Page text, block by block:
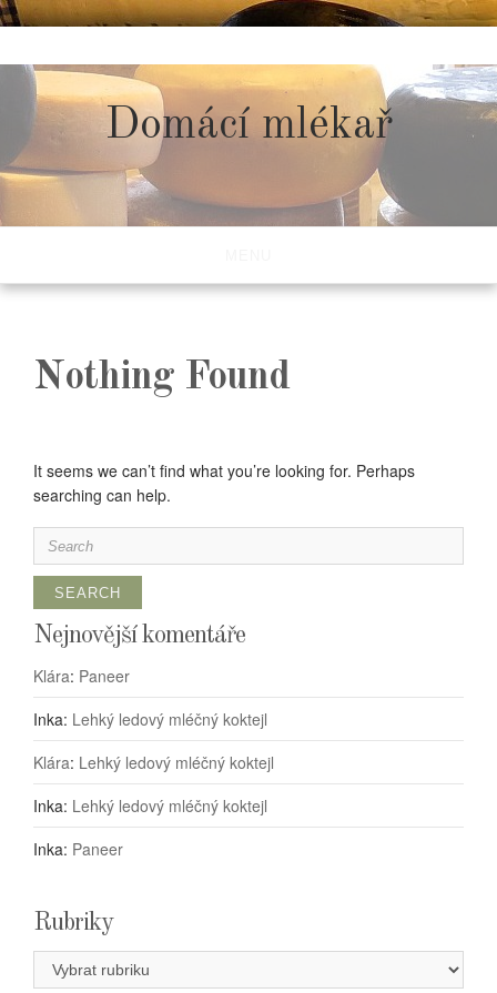
to
content
Domácí mlékař
Nothing Found
It seems we can’t find what you’re looking for. Perhaps
searching can help.
Search
for:
Nejnovější komentáře
Klára: Paneer
Inka: Lehký ledový mléčný koktejl
Klára: Lehký ledový mléčný koktejl
Inka: Lehký ledový mléčný koktejl
Inka: Paneer
Rubriky
Rubriky